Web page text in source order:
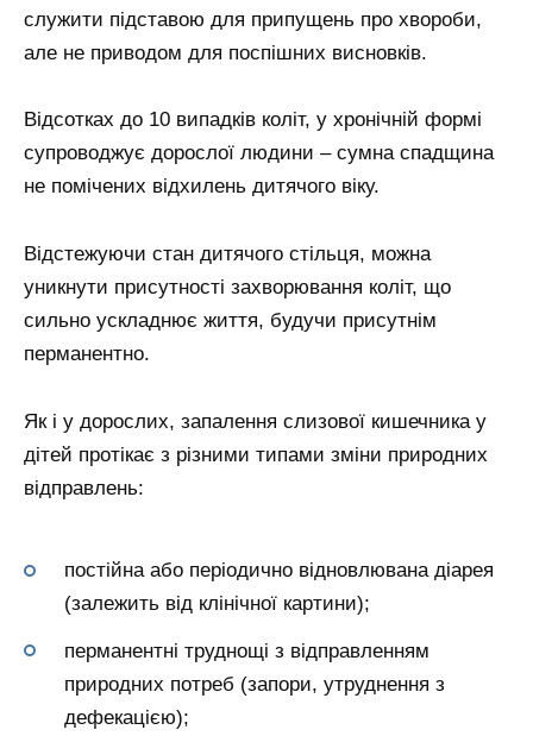
служити підставою для припущень про хвороби,
але не приводом для поспішних висновків.
Відсотках до 10 випадків коліт, у хронічній формі
супроводжує дорослої людини – сумна спадщина
не помічених відхилень дитячого віку.
Відстежуючи стан дитячого стільця, можна
уникнути присутності захворювання коліт, що
сильно ускладнює життя, будучи присутнім
перманентно.
Як і у дорослих, запалення слизової кишечника у
дітей протікає з різними типами зміни природних
відправлень:
постійна або періодично відновлювана діарея
(залежить від клінічної картини);
перманентні труднощі з відправленням
природних потреб (запори, утруднення з
дефекацією);